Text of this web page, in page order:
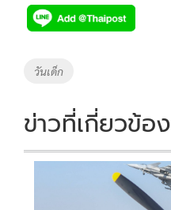
e
b
o
k
tt
er
p
y
k
Tags
วันเด็ก
ข่าวที่เกี่ยวข้อง